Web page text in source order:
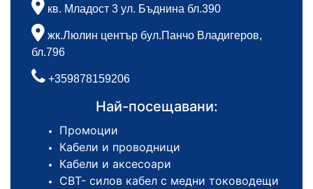
кв. Младост 3 ул. Бъднина бл.390
жк.Люлин център бул.Панчо Владигеров,
бл.796
+359878159206
Най-посещавани:
Промоции
Кабели и проводници
Кабели и аксесоари
СВТ- силов кабел с медни тоководещи